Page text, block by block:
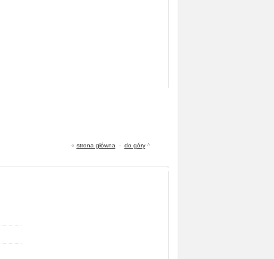
« strona główna - do góry^